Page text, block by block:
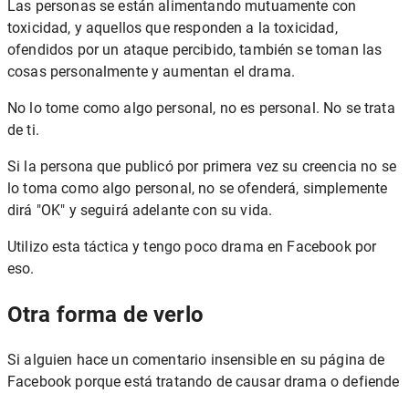
Las personas se están alimentando mutuamente con
toxicidad, y aquellos que responden a la toxicidad,
ofendidos por un ataque percibido, también se toman las
cosas personalmente y aumentan el drama.
No lo tome como algo personal, no es personal. No se trata
de ti.
Si la persona que publicó por primera vez su creencia no se
lo toma como algo personal, no se ofenderá, simplemente
dirá "OK" y seguirá adelante con su vida.
Utilizo esta táctica y tengo poco drama en Facebook por
eso.
Otra forma de verlo
Si alguien hace un comentario insensible en su página de
Facebook porque está tratando de causar drama o defiende